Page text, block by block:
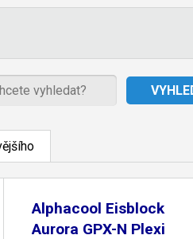
Alphacool Eisblock
Aurora GPX-N Plexi